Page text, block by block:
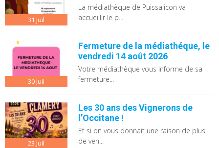
31 Juil
La médiathèque de Puissalicon va
accueillir le p...
30Juil
Fermeture de la médiathéque, le
vendredi 14 août 2026
Votre médiathèque vous informe de sa
fermeture...
23 Juil
Les 30 ans des Vignerons de
l’Occitane !
Et si on vous donnait une raison de plus
de ven...